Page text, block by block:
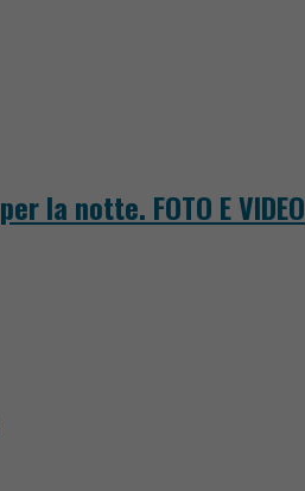
la notte. FOTO E VIDEO